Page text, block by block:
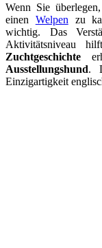
Wenn Sie
einen Welpen zu
wichtig. Das
Aktivitätsniveau
Zuchtgeschichte
Ausstellungshund.
Einzigartigkeit